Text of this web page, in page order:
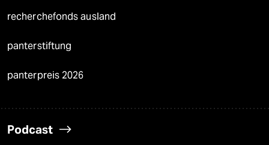
recherchefonds ausland
panterstiftung
panterpreis 2026
Podcast